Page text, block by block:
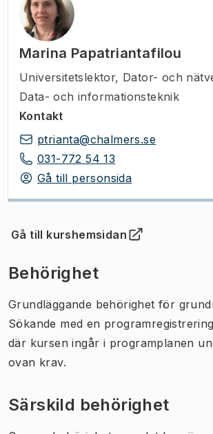
Marina Papatriantafilou
Universitetslektor, Dator- och
Data- och informationsteknik
Kontakt
ptrianta@chalmers.se
031-772 54 13
Gå till personsida
Gå till kurshemsidan
(Öppnas i ny flik)
Behörighet
Grundläggande behörighet för
Sökande med en
där kursen ingår i programplanen
ovan krav.
Särskild behörighet